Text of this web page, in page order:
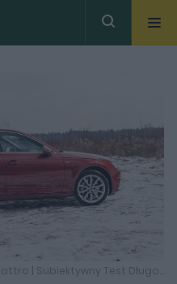
Audi A4 2.0 TFSI Quattro | Subiektywny Test Długodystansowy #2